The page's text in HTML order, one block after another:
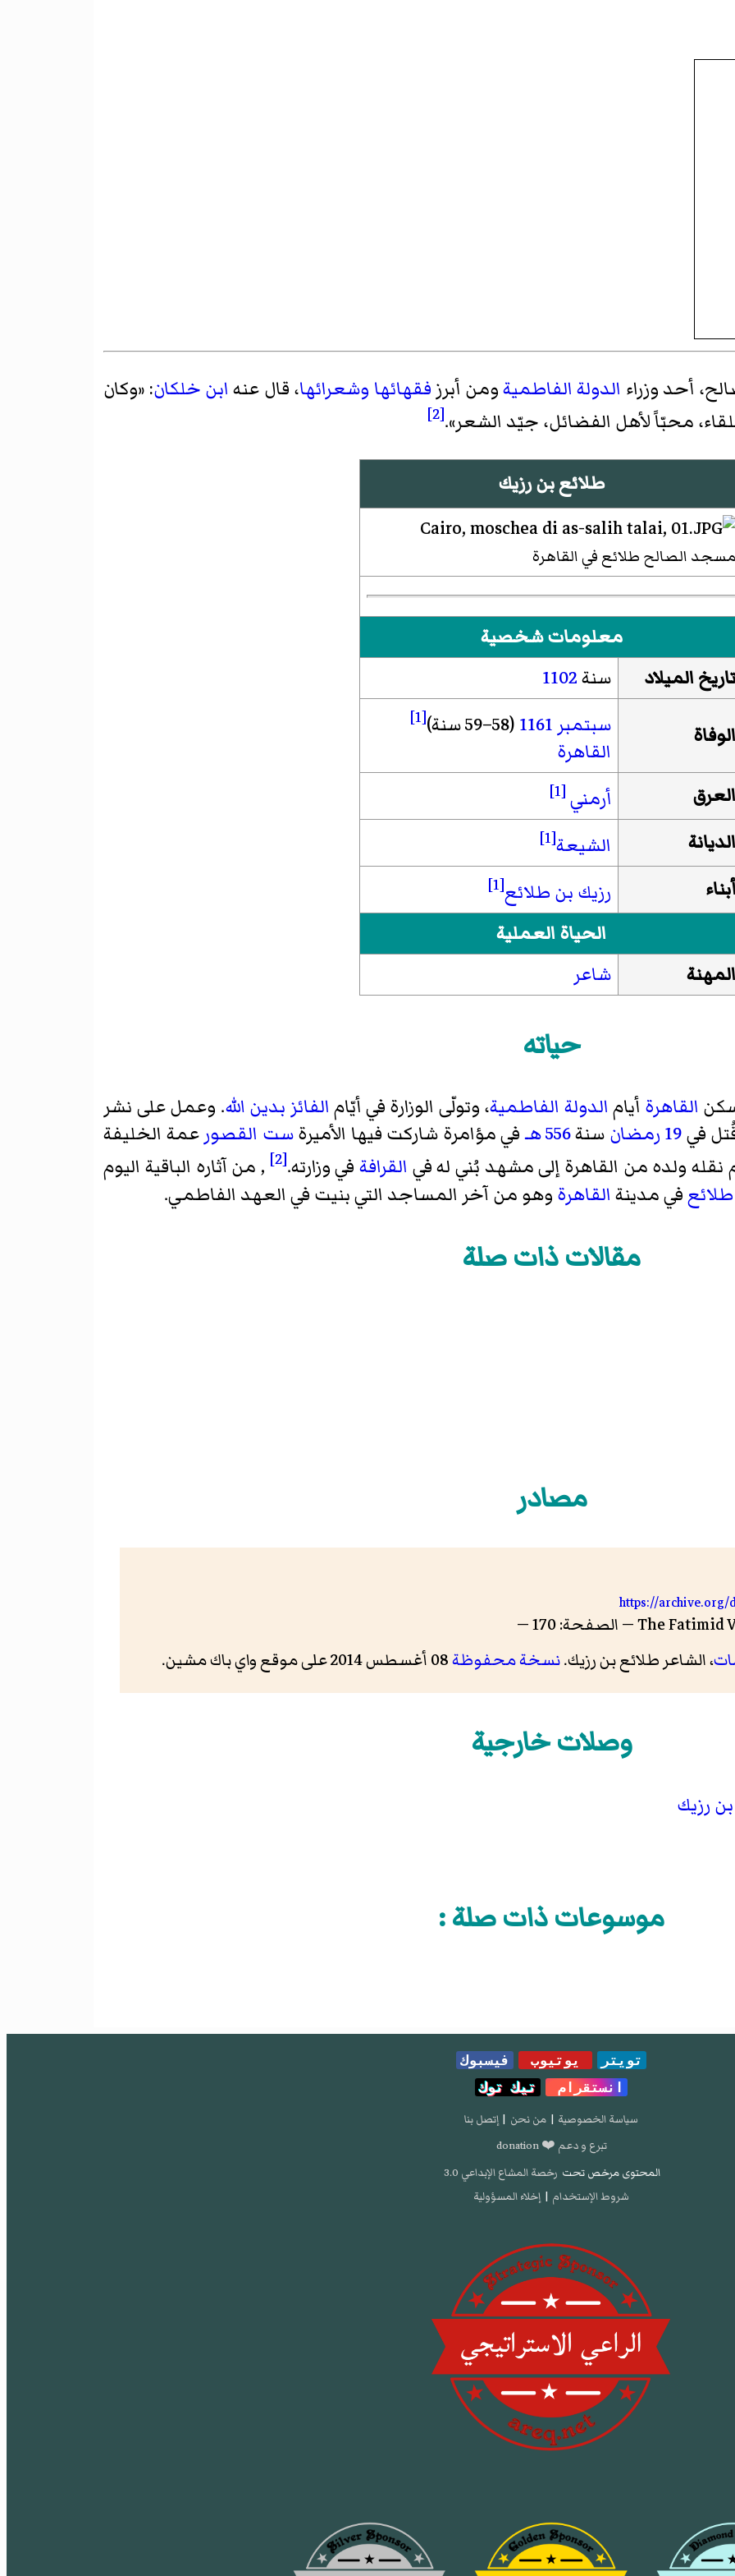
أحد وزراء الدولة الفاطميةومن أبرز فقهائها وشعرائها، قال عنه ابن خلكان: «وكان
محبّاً لأهل الفضائل، جيّد الشعر».[2]
طلائع بن رزيك
مسجد الصالح طلائع في القاهرة
معلومات شخصية
تاريخ الميلاد
سنة1102
الوفاة سبتمبر 1161 (58–59 سنة) [1]
القاهرة
العرق
أرمني [1]
الديانة الشيعة[1]
أبناء رزيك بن طلائع[1]
الحياة العملية
المهنة
شاعر
حياته
القاهرة أيام الدولة الفاطمية، وتولّى الوزارة في أيّام الفائز بدين الله. وعمل على نشر
في19 رمضان سنة556 هـ في مؤامرة شاركت فيها الأميرةست القصور عمة الخليفة
نقله ولده من القاهرة إلى مشهد بُني له في القرافة في وزارته.[2]
, من آثاره الباقية اليوم
في مدينة القاهرة وهو من آخر المساجد التي بنيت في العهد الفاطمي.
مقالات ذات صلة
مصادر
https://archive.org/
، الشاعر طلائع بن رزيك.نسخة محفوظة
وصلات خارجية
رزيك
موسوعات ذات صلة :
تويتر يوتيوب
فيسبوك
انستقرام
تيك توك
سياسة الخصوصية | من نحن | إتصل بنا
تبرع و دعم ❤️ donation
المحتوى مرخص تحت رخصة المشاع الإبداعي 3.0
شروط الإستخدام | إخلاء المسؤولية